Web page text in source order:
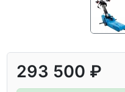
293 500 ₽